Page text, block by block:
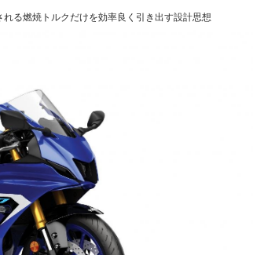
る燃焼トルクだけを効率良く引き出す設計思想